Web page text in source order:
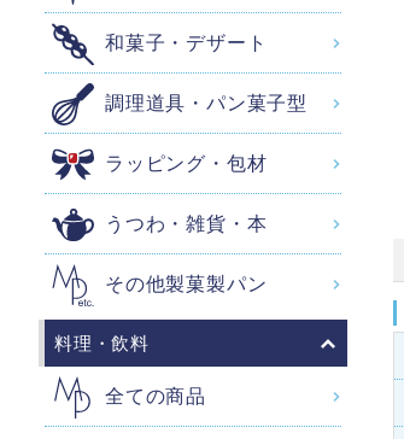
和菓子・デザート
調理道具・パン菓子型
ラッピング・包材
うつわ・雑貨・本
その他製菓製パン
料理・飲料
全ての商品